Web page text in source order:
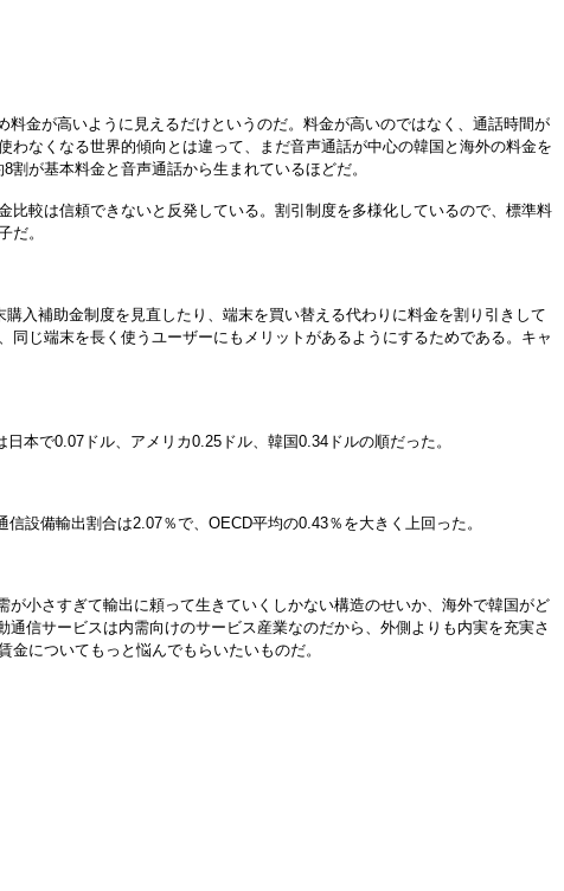
金が高いように見えるだけというのだ。料金が高いのではなく、通話時間が
なくなる世界的傾向とは違って、まだ音声通話が中心の韓国と海外の料金を
が基本料金と音声通話から生まれているほどだ。
較は信頼できないと反発している。割引制度を多様化しているので、標準料
だ。
入補助金制度を見直したり、端末を買い替える代わりに料金を割り引きして
じ端末を長く使うユーザーにもメリットがあるようにするためである。キャ
本で0.07ドル、アメリカ0.25ドル、韓国0.34ドルの順だった。
設備輸出割合は2.07％で、OECD平均の0.43％を大きく上回った。
小さすぎて輸出に頼って生きていくしかない構造のせいか、海外で韓国がど
信サービスは内需向けのサービス産業なのだから、外側よりも内実を充実さ
についてもっと悩んでもらいたいものだ。